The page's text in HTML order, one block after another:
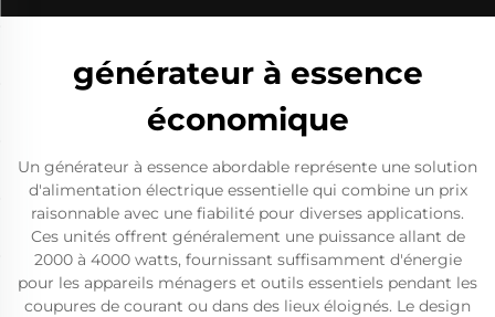
générateur à essence
économique
Un générateur à essence abordable représente une solution
d'alimentation électrique essentielle qui combine un prix
raisonnable avec une fiabilité pour diverses applications.
Ces unités offrent généralement une puissance allant de
2000 à 4000 watts, fournissant suffisamment d'énergie
pour les appareils ménagers et outils essentiels pendant les
coupures de courant ou dans des lieux éloignés. Le design